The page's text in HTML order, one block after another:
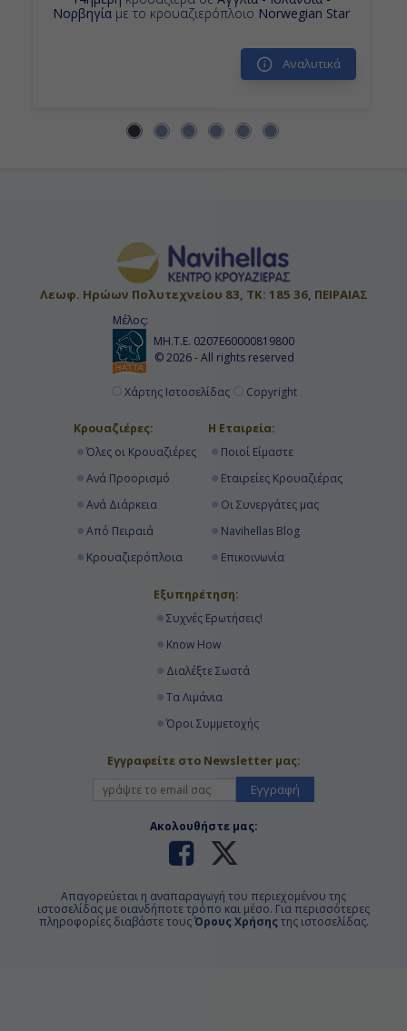
Νορβηγία με το κρουαζιερόπλοιο Norwegian Star
Αναλυτικά
Λεωφ. Ηρώων Πολυτεχνείου 83, ΤΚ: 185 36, ΠΕΙΡΑΙΑΣ
Μέλος:
ΜΗ.Τ.Ε. 0207Ε60000819800
© 2026 - All rights reserved
Χάρτης Ιστοσελίδας Copyright
Κρουαζιέρες:
Όλες οι Κρουαζιέρες
Ανά Προορισμό
Ανά Διάρκεια
Από Πειραιά
Κρουαζιερόπλοια
Η Εταιρεία:
Ποιοί Είμαστε
Εταιρείες Κρουαζιέρας
Οι Συνεργάτες μας
Navihellas Blog
Επικοινωνία
Εξυπηρέτηση:
Συχνές Ερωτήσεις!
Know How
Διαλέξτε Σωστά
Τα Λιμάνια
Όροι Συμμετοχής
Εγγραφείτε στο Newsletter μας:
Εγγραφή
Ακολουθήστε μας:
Απαγορεύεται η αναπαραγωγή του περιεχομένου της
ιστοσελίδας με οιανδήποτε τρόπο και μέσο. Για περισσότερες
πληροφορίες διαβάστε τουςΌρους Χρήσης της ιστοσελίδας.